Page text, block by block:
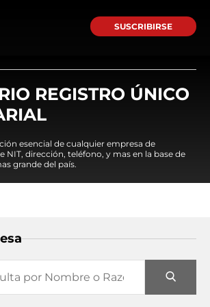
SUSCRIBIRSE
REGISTRO ÚNICO
esencial de cualquier empresa de
NIT, dirección, teléfono, y mas en la base de
grande del país.